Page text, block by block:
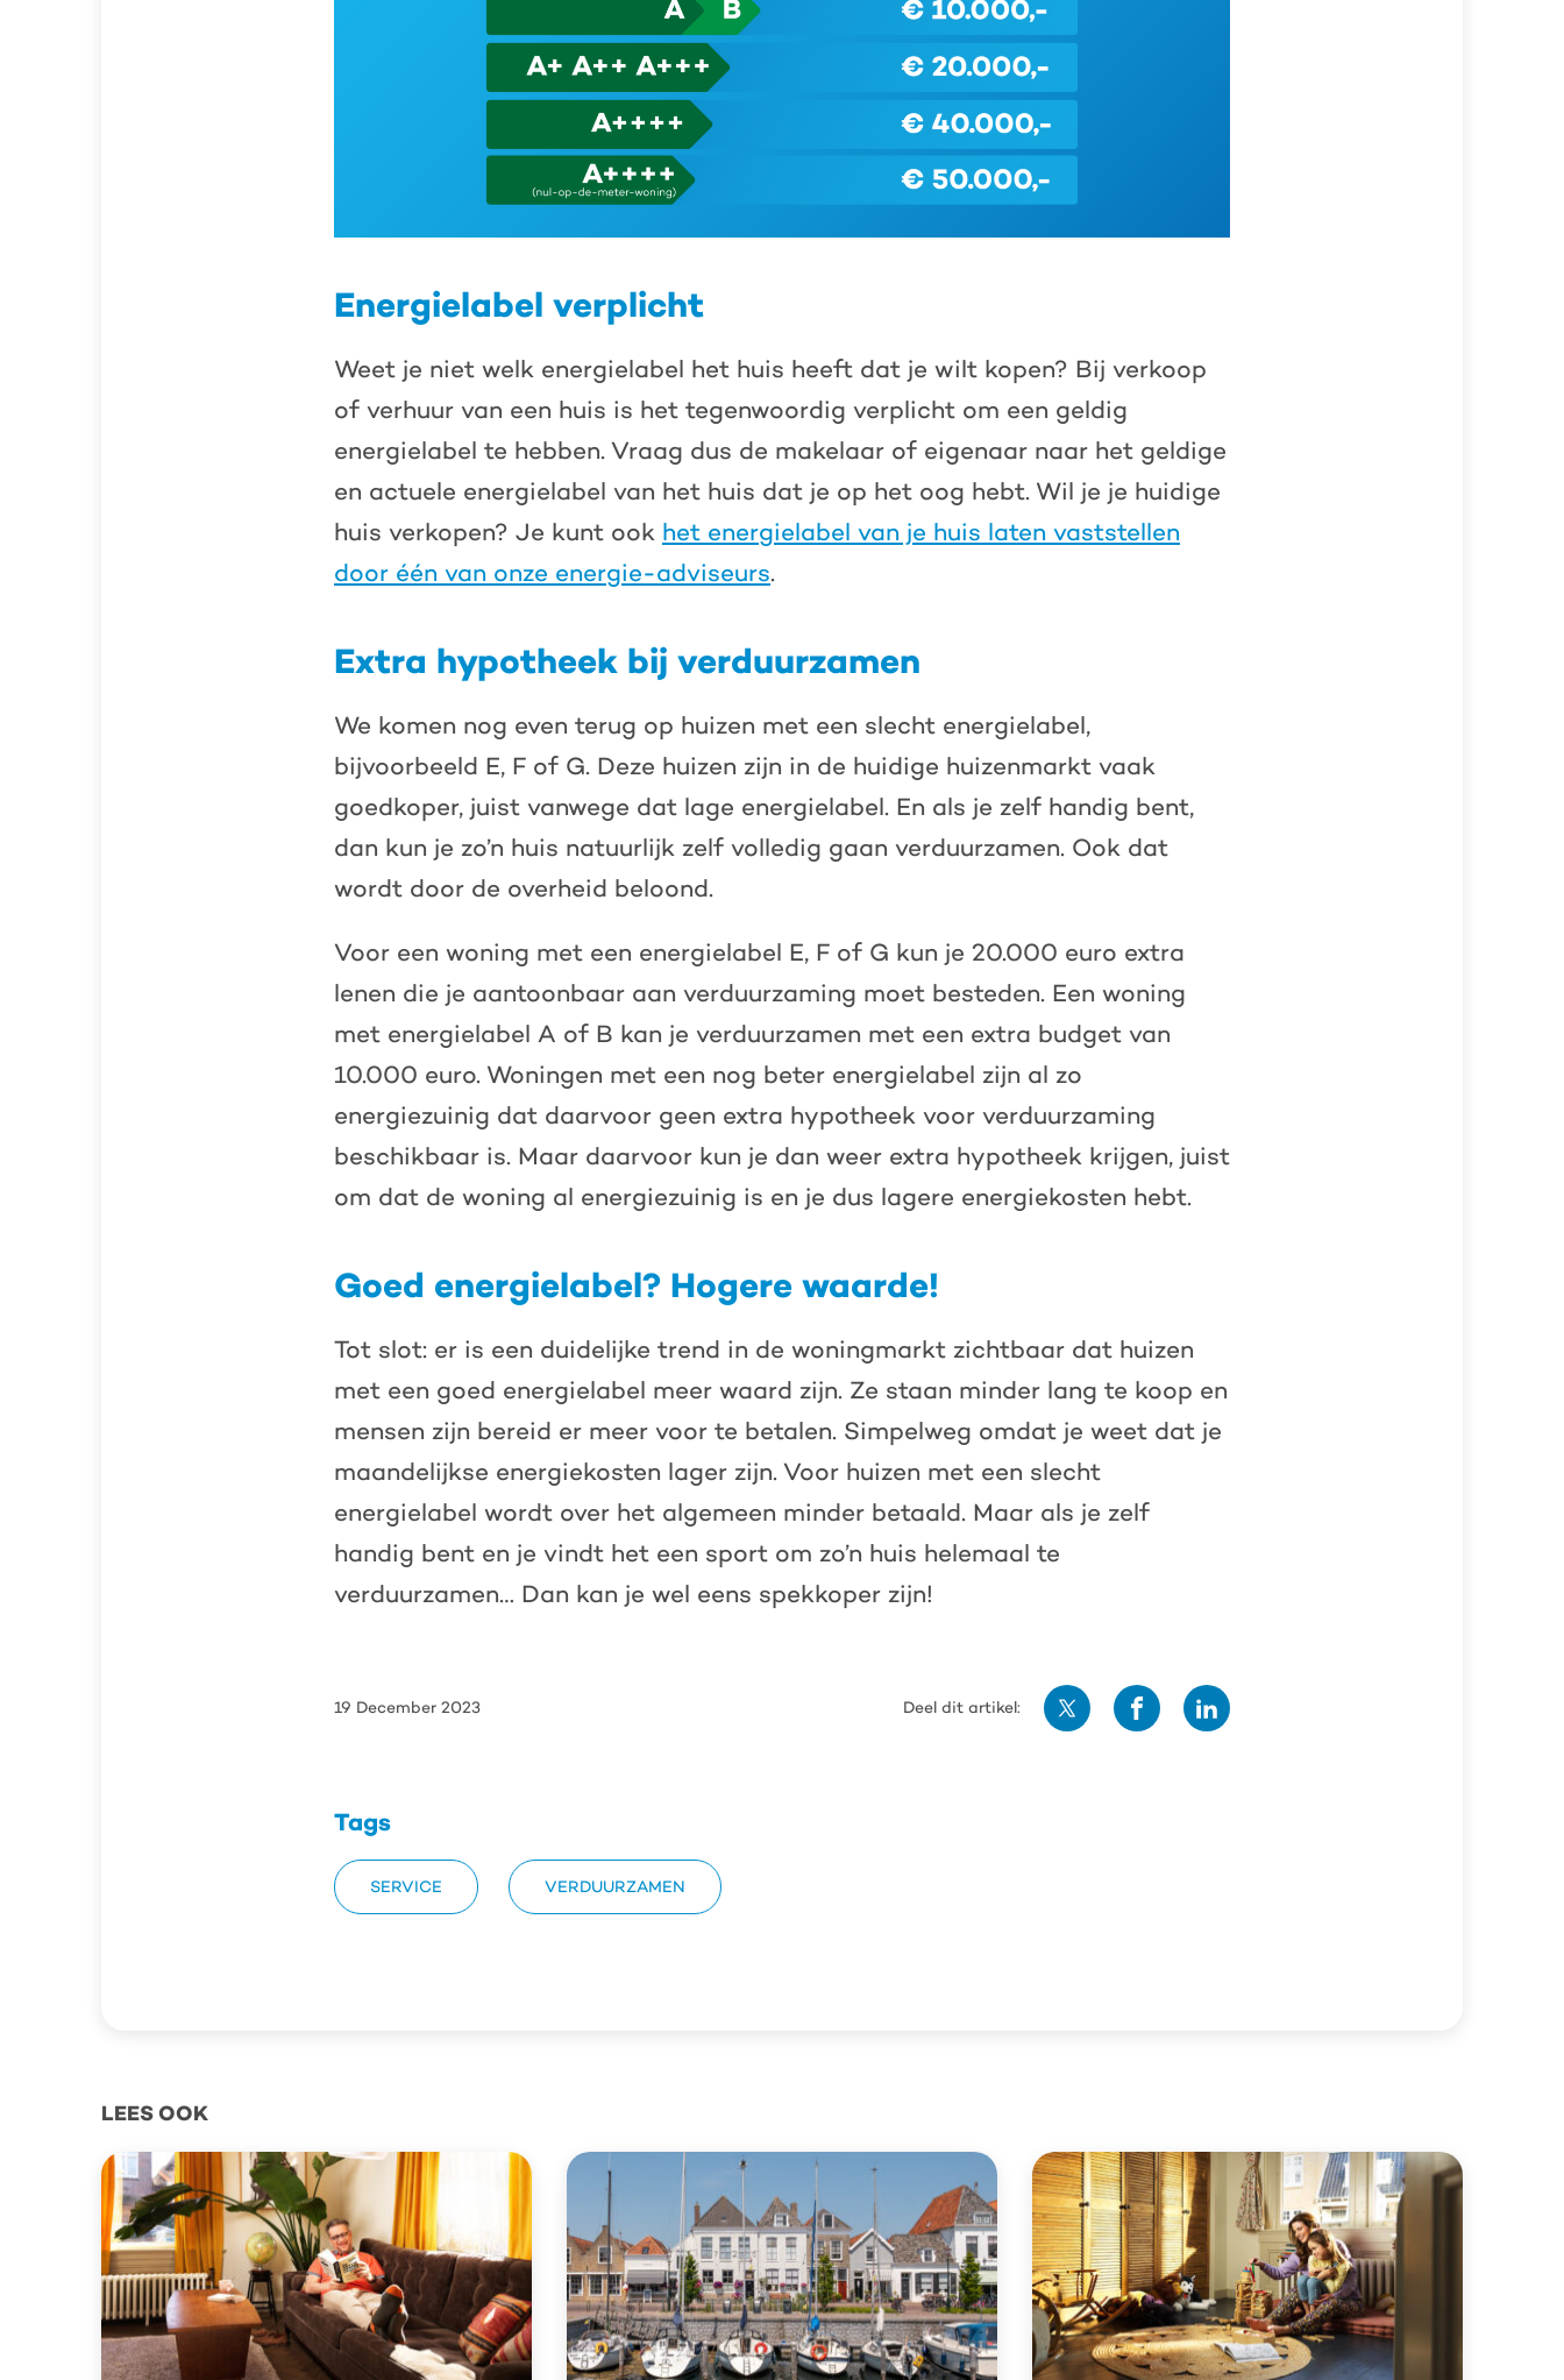
Energielabel verplicht
Weet je niet welk energielabel het huis heeft dat je wilt kopen? Bij verkoop
of verhuur van een huis is het tegenwoordig verplicht om een geldig
energielabel te hebben. Vraag dus de makelaar of eigenaar naar het geldige
en actuele energielabel van het huis dat je op het oog hebt. Wil je je huidige
huis verkopen? Je kunt ook het energielabel van je huis laten vaststellen
door één van onze energie-adviseurs.
Extra hypotheek bij verduurzamen
We komen nog even terug op huizen met een slecht energielabel,
bijvoorbeeld E, F of G. Deze huizen zijn in de huidige huizenmarkt vaak
goedkoper, juist vanwege dat lage energielabel. En als je zelf handig bent,
dan kun je zo’n huis natuurlijk zelf volledig gaan verduurzamen. Ook dat
wordt door de overheid beloond.
Voor een woning met een energielabel E, F of G kun je 20.000 euro extra
lenen die je aantoonbaar aan verduurzaming moet besteden. Een woning
met energielabel A of B kan je verduurzamen met een extra budget van
10.000 euro. Woningen met een nog beter energielabel zijn al zo
energiezuinig dat daarvoor geen extra hypotheek voor verduurzaming
beschikbaar is. Maar daarvoor kun je dan weer extra hypotheek krijgen, juist
om dat de woning al energiezuinig is en je dus lagere energiekosten hebt.
Goed energielabel? Hogere waarde!
Tot slot: er is een duidelijke trend in de woningmarkt zichtbaar dat huizen
met een goed energielabel meer waard zijn. Ze staan minder lang te koop en
mensen zijn bereid er meer voor te betalen. Simpelweg omdat je weet dat je
maandelijkse energiekosten lager zijn. Voor huizen met een slecht
energielabel wordt over het algemeen minder betaald. Maar als je zelf
handig bent en je vindt het een sport om zo’n huis helemaal te
verduurzamen… Dan kan je wel eens spekkoper zijn!
19 December 2023 Deel dit artikel:
Deel
Deel
Deel
Tags
SERVICE VERDUURZAMEN
LEES OOK